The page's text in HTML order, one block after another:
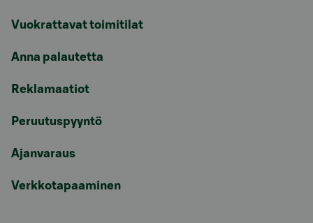
Vuokrattavat toimitilat
Anna palautetta
Reklamaatiot
Peruutuspyyntö
Ajanvaraus
Verkkotapaaminen